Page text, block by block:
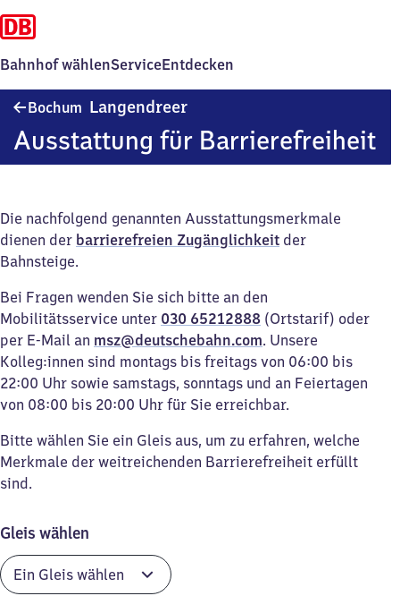
Bahnhof wählenServiceEntdecken
Bochum Langendreer
Ausstattung für Barrierefreiheit
Die nachfolgend genannten Ausstattungsmerkmale
dienen der barrierefreien Zugänglichkeit der
Bahnsteige.
Bei Fragen wenden Sie sich bitte an den
Mobilitätsservice unter 030 65212888 (Ortstarif) oder
per E-Mail an msz@deutschebahn.com. Unsere
Kolleg:innen sind montags bis freitags von 06:00 bis
22:00 Uhr sowie samstags, sonntags und an Feiertagen
von 08:00 bis 20:00 Uhr für Sie erreichbar.
Bitte wählen Sie ein Gleis aus, um zu erfahren, welche
Merkmale der weitreichenden Barrierefreiheit erfüllt
sind.
Gleis wählen